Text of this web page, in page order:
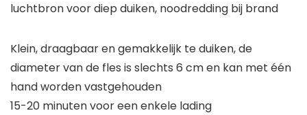
luchtbron voor diep duiken, noodredding bij brand
Klein, draagbaar en gemakkelijk te duiken, de
diameter van de fles is slechts 6 cm en kan met één
hand worden vastgehouden
15-20 minuten voor een enkele lading